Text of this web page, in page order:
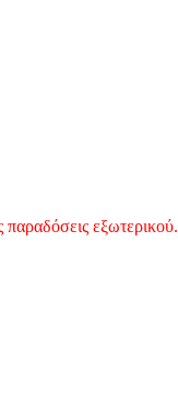
εξωτερικού.